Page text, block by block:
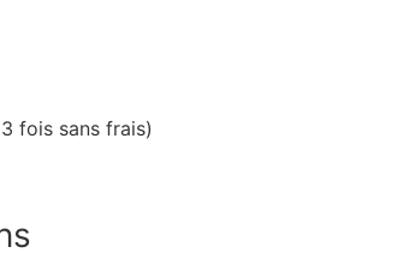
fois sans frais)